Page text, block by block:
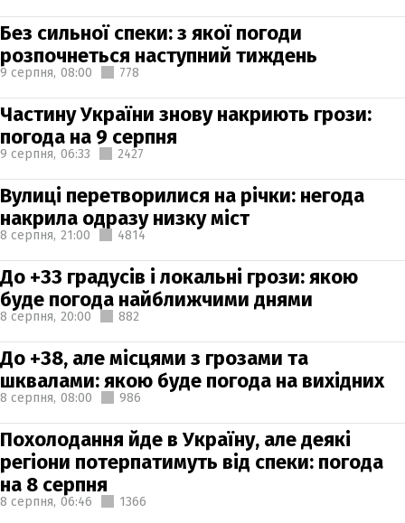
Без сильної спеки: з якої погоди
розпочнеться наступний тиждень
9 серпня, 08:00 778
Частину України знову накриють грози:
погода на 9 серпня
9 серпня, 06:33 2427
Вулиці перетворилися на річки: негода
накрила одразу низку міст
8 серпня, 21:00 4814
До +33 градусів і локальні грози: якою
буде погода найближчими днями
8 серпня, 20:00 882
До +38, але місцями з грозами та
шквалами: якою буде погода на вихідних
8 серпня, 08:00 986
Похолодання йде в Україну, але деякі
регіони потерпатимуть від спеки: погода
на 8 серпня
8 серпня, 06:46 1366